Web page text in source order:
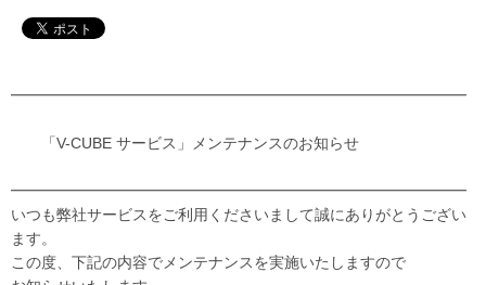
━━━━━━━━━━━━━━━━━━━━━━━━━━━━━━
「V-CUBE サービス」メンテナンスのお知らせ
━━━━━━━━━━━━━━━━━━━━━━━━━━━━━━
いつも弊社サービスをご利用くださいまして誠にありがとうござい
ます。
この度、下記の内容でメンテナンスを実施いたしますので